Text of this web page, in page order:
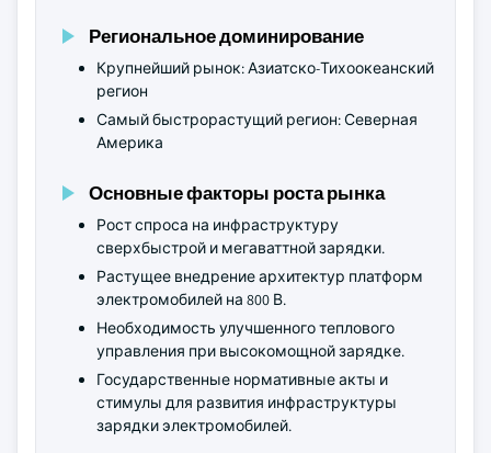
Региональное доминирование
Крупнейший рынок: Азиатско-Тихоокеанский
регион
Самый быстрорастущий регион: Северная
Америка
Основные факторы роста рынка
Рост спроса на инфраструктуру
сверхбыстрой и мегаваттной зарядки.
Растущее внедрение архитектур платформ
электромобилей на 800 В.
Необходимость улучшенного теплового
управления при высокомощной зарядке.
Государственные нормативные акты и
стимулы для развития инфраструктуры
зарядки электромобилей.